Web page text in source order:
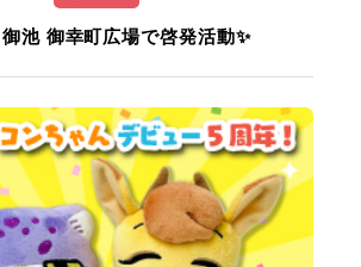
池 御幸町広場で啓発活動✨